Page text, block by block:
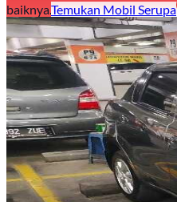
baiknya.Temukan Mobil Serupa